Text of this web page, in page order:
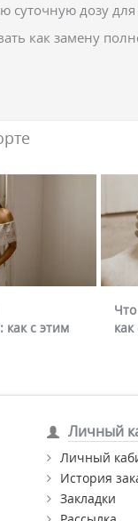
дозу
как замену
как с этим
Личный
Личный
История
Закладки